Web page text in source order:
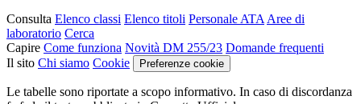
Consulta Elenco classi Elenco titoli Personale ATA Aree di
laboratorio Cerca
Capire Come funziona Novità DM 255/23 Domande frequenti
Il sito Chi siamo Cookie Preferenze cookie
Le tabelle sono riportate a scopo informativo. In caso di discordanza